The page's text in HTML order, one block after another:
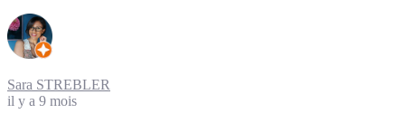
Sara STREBLER
il y a 9 mois